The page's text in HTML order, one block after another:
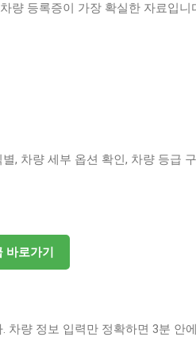
량 등록증이 가장 확실한 자료입니
, 차량 세부 옵션 확인, 차량 등급
바로가기
차량 정보 입력만 정확하면 3분 안